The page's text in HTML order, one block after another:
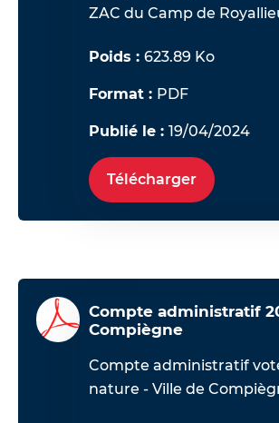
ZAC du Camp de
Poids :623.89 Ko
Format : PDF
Publié le :19/04/2024
Télécharger
Compte administratif
Compiègne
Compte administratif
nature - Ville de